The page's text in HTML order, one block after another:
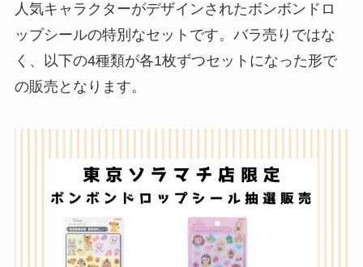
人気キャラクターがデザインされたボンボンドロ
ップシールの特別なセットです。バラ売りではな
く、以下の4種類が各1枚ずつセットになった形で
の販売となります。